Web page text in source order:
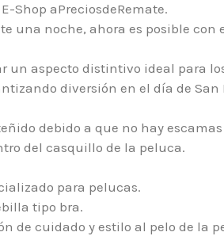
Shop aPreciosdeRemate.
una noche, ahora es posible
un aspecto distintivo ideal para
diversión en el día de
debido a que no hay
del casquillo de la peluca.
para pelucas.
tipo bra.
de cuidado y estilo al pelo de la